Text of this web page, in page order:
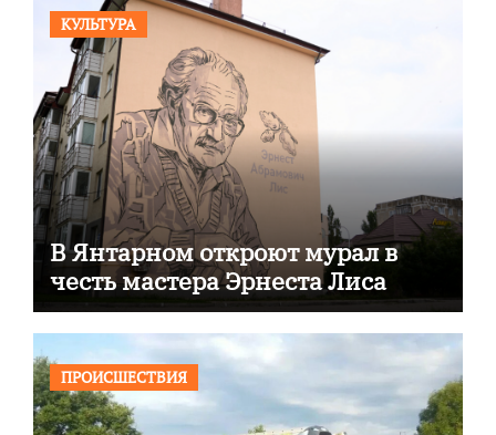
КУЛЬТУРА
В Янтарном откроют мурал в
честь мастера Эрнеста Лиса
ПРОИСШЕСТВИЯ